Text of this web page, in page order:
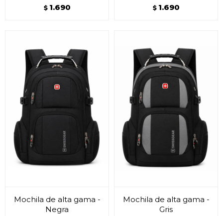
$ 1.690 $ 1.690
Mochila de alta gama -
Negra
Mochila de alta gama -
Gris